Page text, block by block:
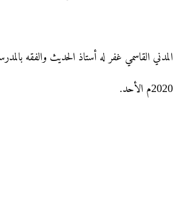
القاسمي غفر له أستاذ الحديث والفقه